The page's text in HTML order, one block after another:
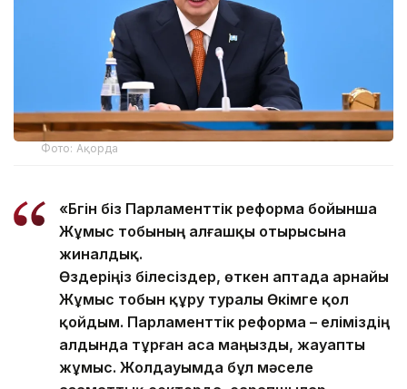
Фото: Ақорда
«Бүгін біз Парламенттік реформа бойынша
Жұмыс тобының алғашқы отырысына
жиналдық.
Өздеріңіз білесіздер, өткен аптада арнайы
Жұмыс тобын құру туралы Өкімге қол
қойдым. Парламенттік реформа – еліміздің
алдында тұрған аса маңызды, жауапты
жұмыс. Жолдауымда бұл мәселе